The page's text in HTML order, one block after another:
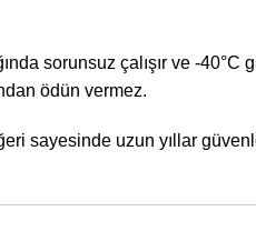
sorunsuz çalışır ve -40°C
ödün vermez.
sayesinde uzun yıllar